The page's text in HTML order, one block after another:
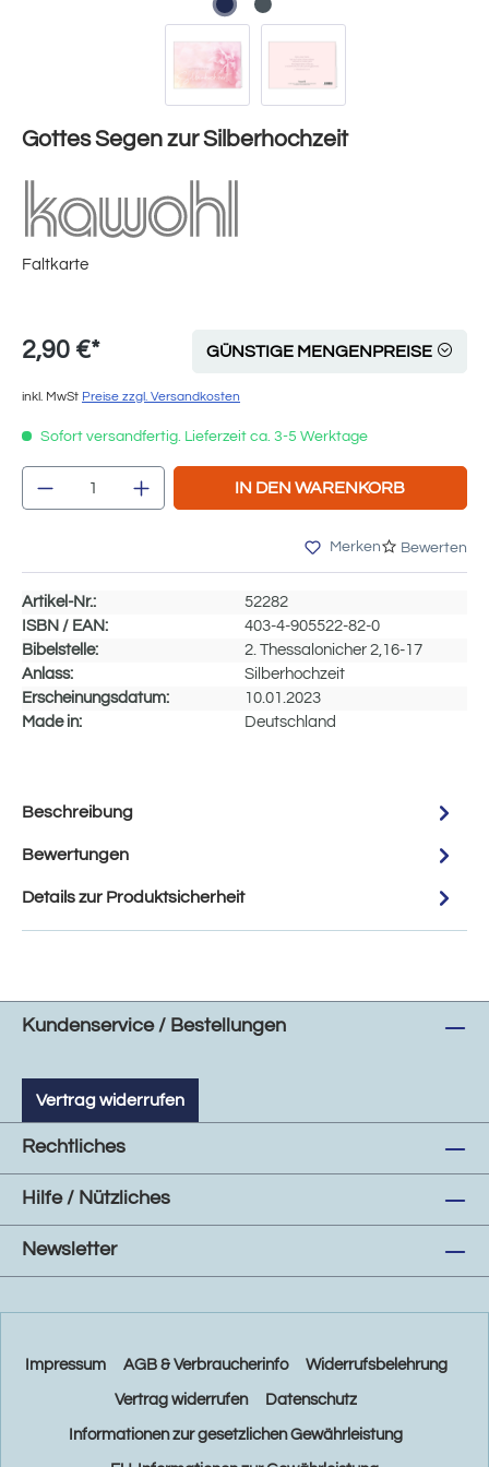
Gottes Segen zur Silberhochzeit
Faltkarte
2,90 €* GÜNSTIGE MENGENPREISE
inkl. MwSt Preise zzgl. Versandkosten
Sofort versandfertig. Lieferzeit ca. 3-5 Werktage
Produkt Anzahl: Gib den gewünschten
IN DEN WARENKORB
Merken Bewerten
Artikel-Nr.:
52282
ISBN / EAN:
403-4-905522-82-0
Bibelstelle:
2. Thessalonicher 2,16-17
Anlass:
Silberhochzeit
Erscheinungsdatum:
10.01.2023
Made in:
Deutschland
Beschreibung
Bewertungen
Details zur Produktsicherheit
Kundenservice / Bestellungen
Vertrag widerrufen
Rechtliches
Hilfe / Nützliches
Newsletter
Impressum AGB & Verbraucherinfo Widerrufsbelehrung
Vertrag widerrufen Datenschutz
Informationen zur gesetzlichen Gewährleistung